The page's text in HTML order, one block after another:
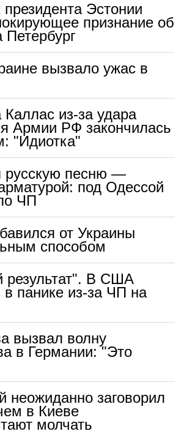
президента Эстонии
признание об
Петербург
вызвало ужас в
Каллас из-за удара
Армии РФ закончилась
"Идиотка"
русскую песню —
под Одессой
ЧП
от Украины
способом
результат". В США
в панике из-за ЧП на
вызвал волну
в Германии: "Это
неожиданно заговорил
в Киеве
молчать